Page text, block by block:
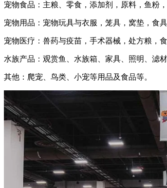
宠物食品：主粮、零食，添加剂，原料，鱼粉
宠物用品：宠物玩具与衣服，笼具，窝垫，食
宠物医疗：兽药与疫苗，手术器械，处方粮，
水族产品：观赏鱼、水族箱、家具、照明、滤
其他：爬宠、鸟类、小宠等用品及食品等。